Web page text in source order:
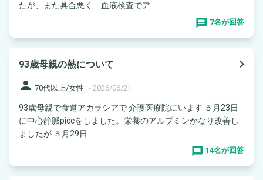
たが、また具合悪く 血液検査でア...
7名が回答
93歳母親の熱について
navigate_next
person 70代以上/女性 - 2026/06/21
93歳母親で食道アカラシアで 介護医療院にいます ５月23日
に中心静脈piccをしました。栄養のアルブミンかなり改善し
ましたが ５月29日...
14名が回答